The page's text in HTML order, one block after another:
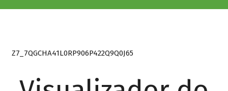
Z7_7QGCHA41L0RP906P422Q9Q0J65